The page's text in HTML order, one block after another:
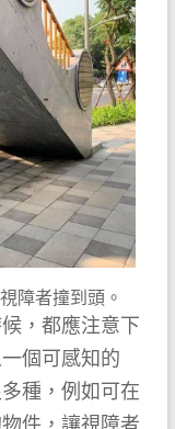
障者撞到頭。
，都應注意下
個可感知的
種，例如可在
件，讓視障者